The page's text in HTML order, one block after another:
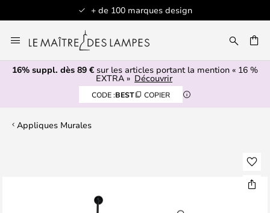
+ de 100 marques design
au
contenu
16% suppl. dès 89 € sur les articles portant la mention « 16 %
EXTRA » Découvrir
CODE :BEST COPIER
Appliques Murales